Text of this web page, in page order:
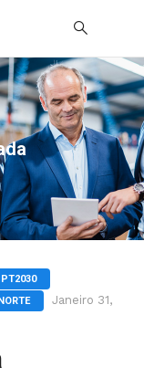
PT2030
Janeiro 31,